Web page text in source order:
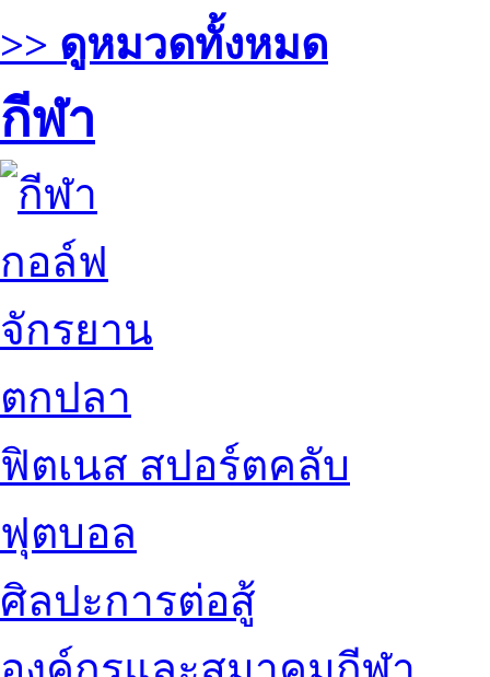
>> ดูหมวดทั้งหมด
กีฬา
กอล์ฟ
จักรยาน
ตกปลา
ฟิตเนส สปอร์ตคลับ
ฟุตบอล
ศิลปะการต่อสู้